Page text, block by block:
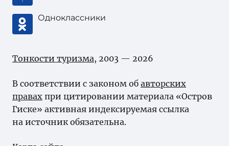
Одноклассники
Тонкости туризма, 2003 — 2026
В соответствии с законом об авторских
правах при цитировании материала «Остров
Гиске» активная индексируемая ссылка
на источник обязательна.